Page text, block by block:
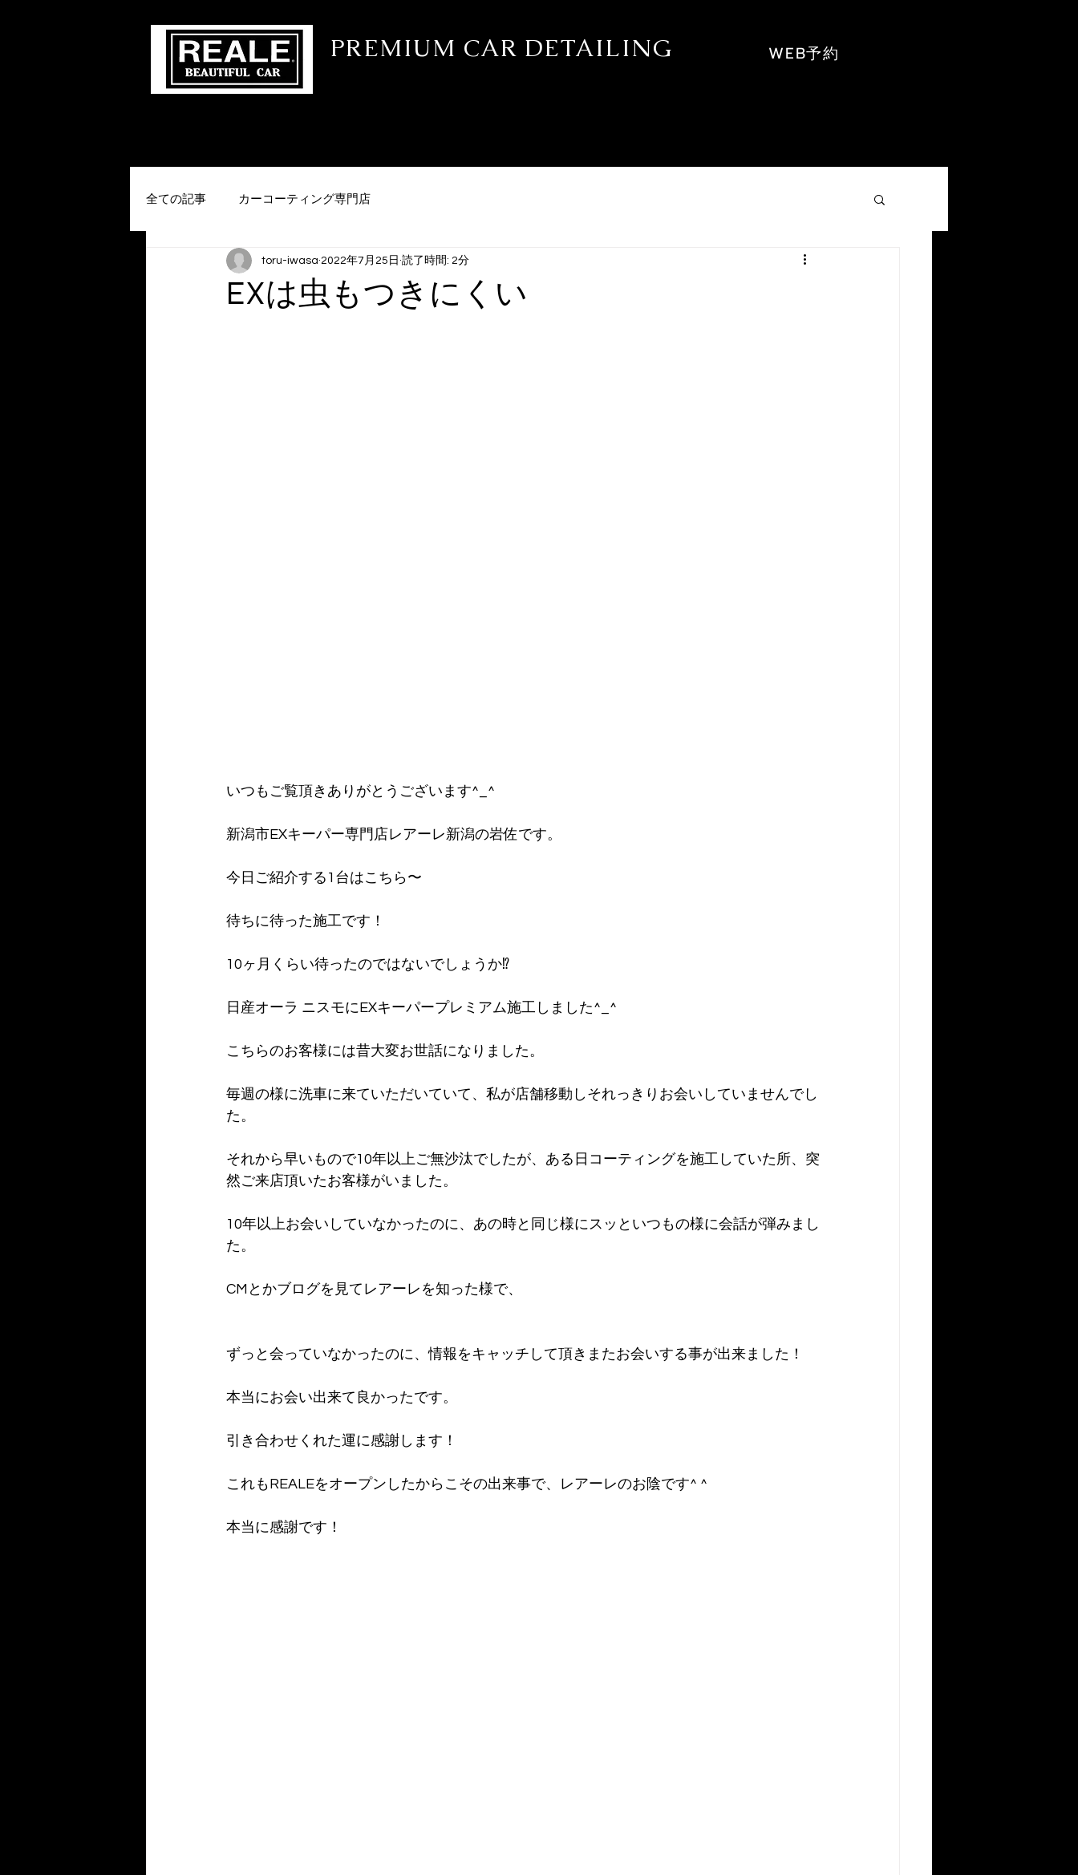
​ PREMIUM CAR DETAILING WEB予約
全ての記事 カーコーティング専門店
EXは虫もつきにくい
toru-iwasa 2022年7月25日 読了時間: 2分
いつもご覧頂きありがとうございます^_^
新潟市EXキーパー専門店レアーレ新潟の岩佐です。
今日ご紹介する1台はこちら〜
待ちに待った施工です！
10ヶ月くらい待ったのではないでしょうか⁉︎
日産オーラ ニスモにEXキーパープレミアム施工しました^_^
こちらのお客様には昔大変お世話になりました。
毎週の様に洗車に来ていただいていて、私が店舗移動しそれっきりお会いしていませんでし
た。
それから早いもので10年以上ご無沙汰でしたが、ある日コーティングを施工していた所、突
然ご来店頂いたお客様がいました。
10年以上お会いしていなかったのに、あの時と同じ様にスッといつもの様に会話が弾みまし
た。
CMとかブログを見てレアーレを知った様で、
ずっと会っていなかったのに、情報をキャッチして頂きまたお会いする事が出来ました！
本当にお会い出来て良かったです。
引き合わせくれた運に感謝します！
これもREALEをオープンしたからこその出来事で、レアーレのお陰です^ ^
本当に感謝です！